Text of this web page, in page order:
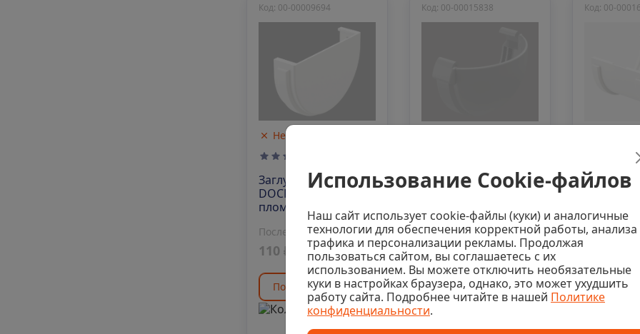
Нет в наличии
Код: 00-00009694
Заглушка желоба
DOCKE Premium,
пломбир
Последняя цена
110 ₽/шт
Подобрать аналог
Код: 00-00015838
Заглушка желоба
графит
Последняя цена
113 ₽/шт
Подобрать аналог
Код: 00-
Последняя
Использование Cookie-файлов
Наш сайт использует cookie-файлы (куки) и аналогичные
технологии для обеспечения корректной работы, анализа
трафика и персонализации рекламы. Продолжая
пользоваться сайтом, вы соглашаетесь с их
использованием. Вы можете отключить необязательные
куки в настройках браузера, однако, это может ухудшить
работу сайта. Подробнее читайте в нашей Политике
конфиденциальности.